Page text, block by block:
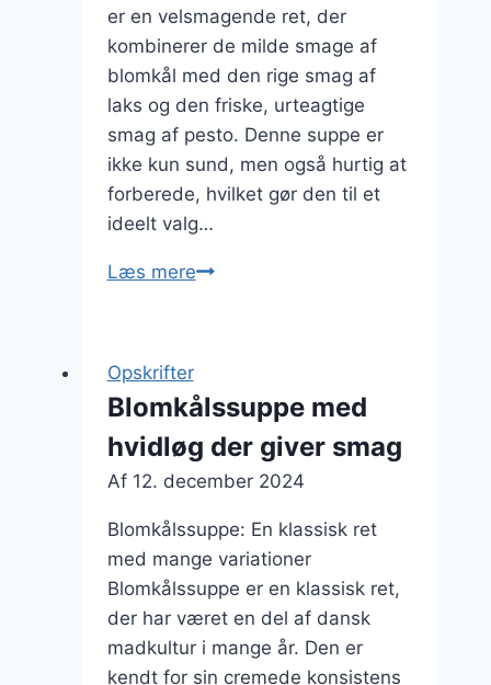
er en velsmagende ret, der
kombinerer de milde smage af
blomkål med den rige smag af
laks og den friske, urteagtige
smag af pesto. Denne suppe er
ikke kun sund, men også hurtig at
forberede, hvilket gør den til et
ideelt valg…
Læs mereBlomkålssuppe
Opskrifter
Blomkålssuppe med
hvidløg der giver smag
Af 12. december 2024
Blomkålssuppe: En klassisk ret
med mange variationer
Blomkålssuppe er en klassisk ret,
der har været en del af dansk
madkultur i mange år. Den er
kendt for sin cremede konsistens